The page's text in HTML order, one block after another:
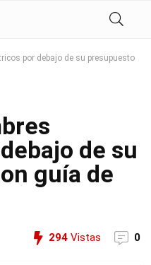
por debajo de su presupuesto
de su
guía de
294 Vistas 0